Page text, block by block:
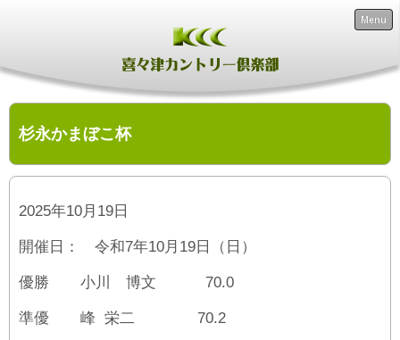
Menu
杉永かまぼこ杯
2025年10月19日
開催日： 令和7年10月19日（日）
優勝 小川 博文 70.0
準優 峰 栄二 70.2